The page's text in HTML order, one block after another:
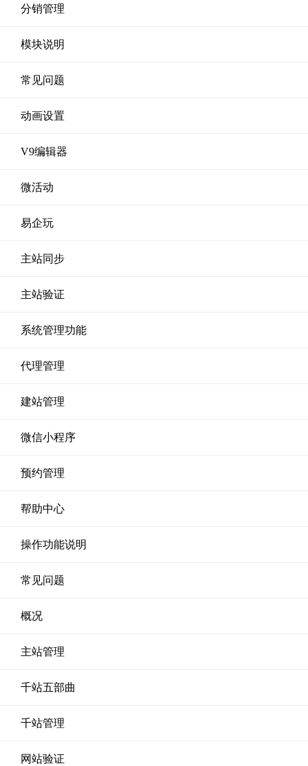
分销管理
模块说明
常见问题
动画设置
V9编辑器
微活动
易企玩
主站同步
主站验证
系统管理功能
代理管理
建站管理
微信小程序
预约管理
帮助中心
操作功能说明
常见问题
概况
主站管理
千站五部曲
千站管理
网站验证